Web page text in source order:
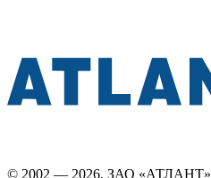
© 2002 — 2026, ЗАО «АТЛАНТ»